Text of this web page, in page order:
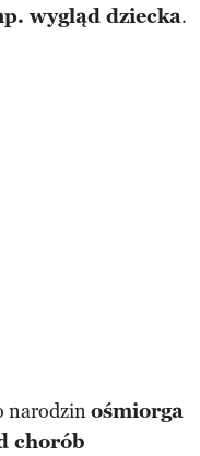
wygląd dziecka.
narodzinośmiorga
chorób